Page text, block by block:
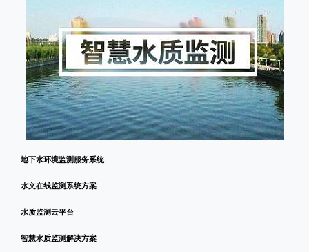
地下水环境监测服务系统
水文在线监测系统方案
水质监测云平台
智慧水质监测解决方案